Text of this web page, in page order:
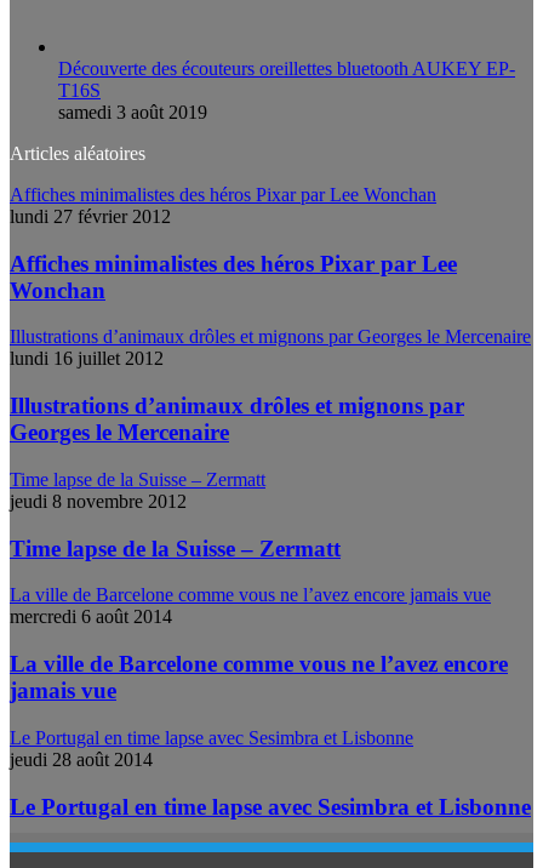
Découverte des écouteurs oreillettes bluetooth AUKEY EP-
T16S
samedi 3 août 2019
Articles aléatoires
Affiches minimalistes des héros Pixar par Lee Wonchan
lundi 27 février 2012
Affiches minimalistes des héros Pixar par Lee
Wonchan
Illustrations d’animaux drôles et mignons par Georges le Mercenaire
lundi 16 juillet 2012
Illustrations d’animaux drôles et mignons par
Georges le Mercenaire
Time lapse de la Suisse – Zermatt
jeudi 8 novembre 2012
Time lapse de la Suisse – Zermatt
La ville de Barcelone comme vous ne l’avez encore jamais vue
mercredi 6 août 2014
La ville de Barcelone comme vous ne l’avez encore
jamais vue
Le Portugal en time lapse avec Sesimbra et Lisbonne
jeudi 28 août 2014
Le Portugal en time lapse avec Sesimbra et Lisbonne